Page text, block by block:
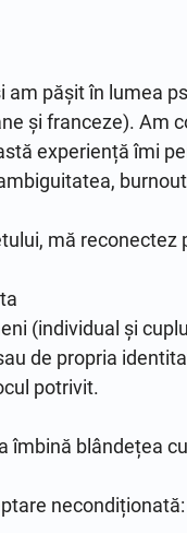
am pășit în lumea
și franceze). Am
experiență îmi
mă
(individual și
de propria
potrivit.
îmbină blândețea